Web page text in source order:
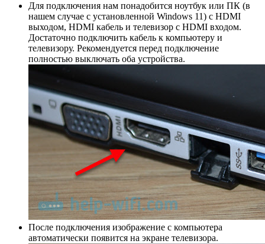
Для подключения нам понадобится ноутбук или ПК (в
нашем случае с установленной Windows 11) с HDMI
выходом, HDMI кабель и телевизор с HDMI входом.
Достаточно подключить кабель к компьютеру и
телевизору. Рекомендуется перед подключение
полностью выключать оба устройства.
После подключения изображение с компьютера
автоматически появится на экране телевизора.